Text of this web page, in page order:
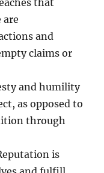
that
are
and
claims or
and humility
as opposed to
through
is